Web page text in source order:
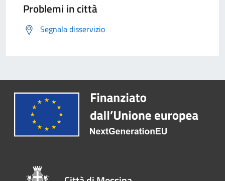
Problemi in città
Segnala disservizio